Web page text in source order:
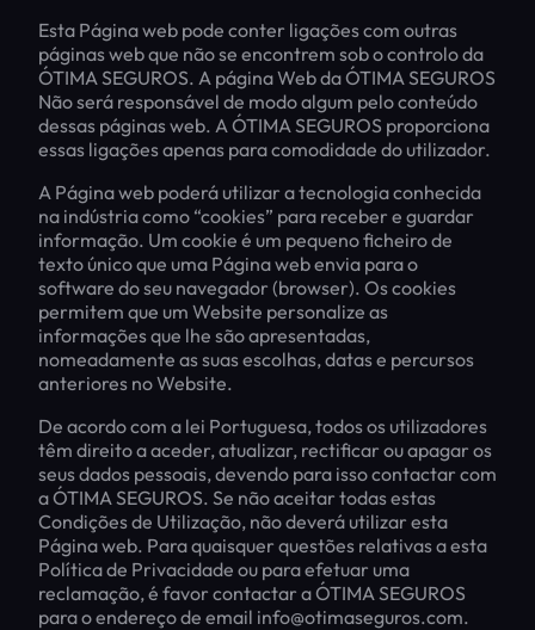
Esta Página web pode conter ligações com outras
páginas web que não se encontrem sob o controlo da
ÓTIMA SEGUROS. A página Web da ÓTIMA SEGUROS
Não será responsável de modo algum pelo conteúdo
dessas páginas web. A ÓTIMA SEGUROS proporciona
essas ligações apenas para comodidade do utilizador.
A Página web poderá utilizar a tecnologia conhecida
na indústria como “cookies” para receber e guardar
informação. Um cookie é um pequeno ficheiro de
texto único que uma Página web envia para o
software do seu navegador (browser). Os cookies
permitem que um Website personalize as
informações que lhe são apresentadas,
nomeadamente as suas escolhas, datas e percursos
anteriores no Website.
De acordo com a lei Portuguesa, todos os utilizadores
têm direito a aceder, atualizar, rectificar ou apagar os
seus dados pessoais, devendo para isso contactar com
a ÓTIMA SEGUROS. Se não aceitar todas estas
Condições de Utilização, não deverá utilizar esta
Página web. Para quaisquer questões relativas a esta
Política de Privacidade ou para efetuar uma
reclamação, é favor contactar a ÓTIMA SEGUROS
para o endereço de email info@otimaseguros.com.